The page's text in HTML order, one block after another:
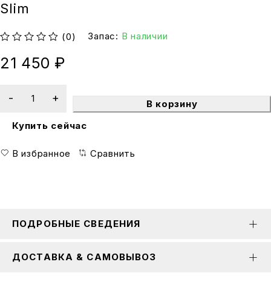
Slim
(0) Запас: В наличии
21 450 ₽
В корзину
Купить сейчас
В избранное Сравнить
ПОДРОБНЫЕ СВЕДЕНИЯ
ДОСТАВКА & САМОВЫВОЗ